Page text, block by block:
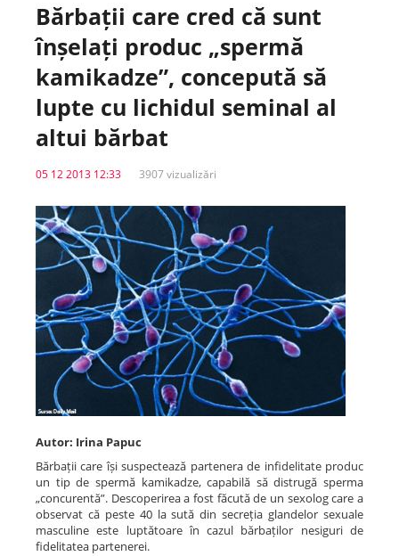
E-Sănătate Medici
E-Sănătate Instituții
Tuberculoza Info
Centrul PAS
Școala E-Sănătate
SanoTeca
Bărbații care cred că sunt
înșelați produc „spermă
kamikadze”, concepută să
lupte cu lichidul seminal al
altui bărbat
05 12 2013 12:33 3907 vizualizări
Autor: Irina Papuc
Bărbații care își suspectează partenera de infidelitate produc
un tip de spermă kamikadze, capabilă să distrugă sperma
„concurentă”. Descoperirea a fost făcută de un sexolog care a
observat că peste 40 la sută din secreția glandelor sexuale
masculine este luptătoare în cazul bărbaților nesiguri de
fidelitatea partenerei.